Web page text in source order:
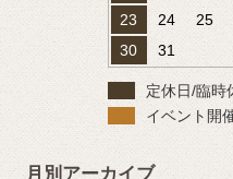
23
24 25
30
31
定休日/臨時
イベント開
月別アーカイブ